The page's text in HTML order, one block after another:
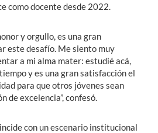
como docente desde 2022.
y orgullo, es una gran
este desafío. Me siento muy
a mi alma mater: estudié acá,
y es una gran satisfacción el
para que otros jóvenes sean
de excelencia”, confesó.
con un escenario institucional